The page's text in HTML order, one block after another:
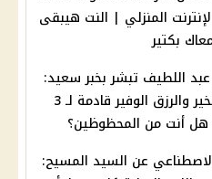
المنزلي | النت هيبقى
بكتير
اللطيف تبشر بخبر سعيد:
فترة مليئة بالخير والرزق الوفير قادمة لـ 3
هل أنت من المحظوظين؟
الاصطناعي عن السيد المسيح: